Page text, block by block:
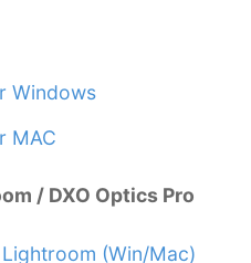
Windows
MAC
/ DXO Optics Pro
(Win/Mac)